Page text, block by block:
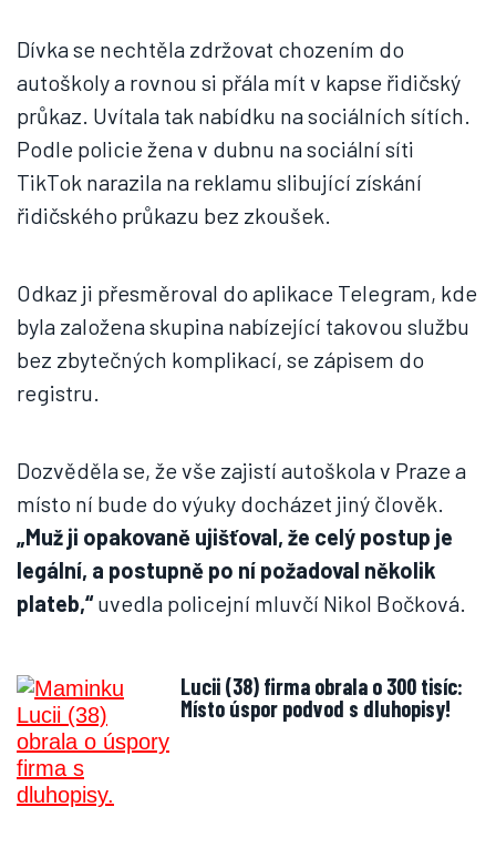
Dívka se nechtěla zdržovat chozením do
autoškoly a rovnou si přála mít v kapse řidičský
průkaz. Uvítala tak nabídku na sociálních sítích.
Podle policie žena v dubnu na sociální síti
TikTok narazila na reklamu slibující získání
řidičského průkazu bez zkoušek.
Odkaz ji přesměroval do aplikace Telegram, kde
byla založena skupina nabízející takovou službu
bez zbytečných komplikací, se zápisem do
registru.
Dozvěděla se, že vše zajistí autoškola v Praze a
místo ní bude do výuky docházet jiný člověk.
„Muž ji opakovaně ujišťoval, že celý postup je
legální, a postupně po ní požadoval několik
plateb,“uvedla policejní mluvčí Nikol Bočková.
Lucii (38) firma obrala o 300 tisíc:
Místo úspor podvod s dluhopisy!